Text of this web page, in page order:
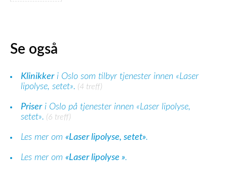
Se også
Klinikkeri Oslo som tilbyr tjenester innen «Laser
lipolyse, setet». (4 treff)
Priseri Oslo på tjenester innen «Laser lipolyse,
setet». (6 treff)
Les mer om «Laser lipolyse, setet».
Les mer om «Laser lipolyse ».